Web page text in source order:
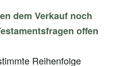
dem Verkauf noch
offen
Reihenfolge